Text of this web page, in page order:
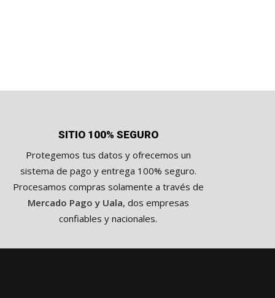
SITIO 100% SEGURO
Protegemos tus datos y ofrecemos un
sistema de pago y entrega 100% seguro.
Procesamos compras solamente a través de
Mercado Pago y Uala, dos empresas
confiables y nacionales.